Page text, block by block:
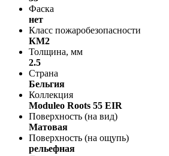
Фаска
нет
Класс пожаробезопасности
КМ2
Толщина, мм
2.5
Страна
Бельгия
Коллекция
Moduleo Roots 55 EIR
Поверхность (на вид)
Матовая
Поверхность (на ощупь)
рельефная